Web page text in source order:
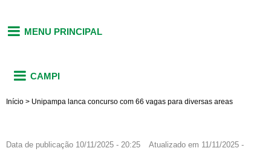
MENU PRINCIPAL
CAMPI
Início > Unipampa lanca concurso com 66 vagas para diversas areas
Data de publicação 10/11/2025 - 20:25 Atualizado em 11/11/2025 -